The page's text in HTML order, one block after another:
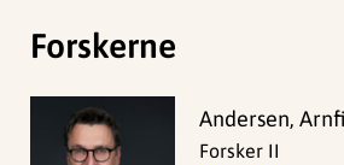
Forskerne
Andersen,
Forsker II